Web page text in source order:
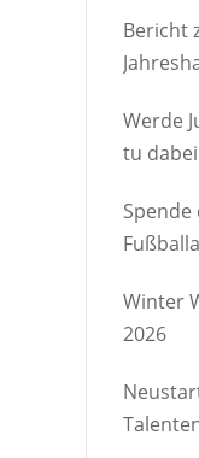
Bericht
Werde
tu
Spende
Winter
2026